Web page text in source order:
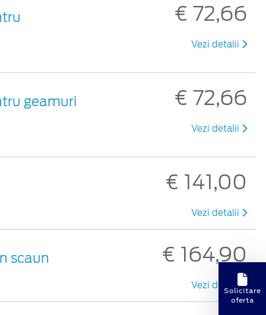
€ 72,66
Vezi detalii
geamuri
€ 72,66
Vezi detalii
€ 141,00
Vezi detalii
scaun € 164,90
Vezi detaliiSolicitare
oferta